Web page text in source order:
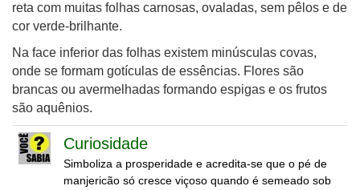
reta com muitas folhas carnosas, ovaladas, sem pêlos e de
cor verde-brilhante.
Na face inferior das folhas existem minúsculas covas,
onde se formam gotículas de essências. Flores são
brancas ou avermelhadas formando espigas e os frutos
são aquênios.
Curiosidade
Simboliza a prosperidade e acredita-se que o pé de
manjericão só cresce viçoso quando é semeado sob